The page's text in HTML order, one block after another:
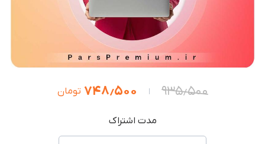
۹۳۵٫۵۰۰ ۷۴۸٫۵۰۰ تومان
مدت اشتراک